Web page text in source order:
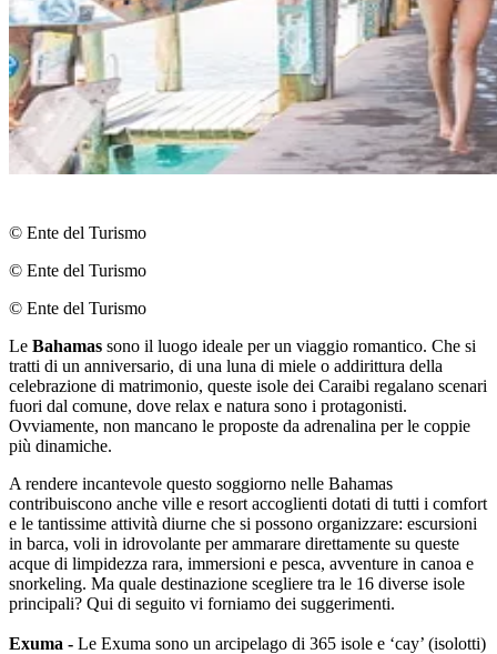
© Ente del Turismo
© Ente del Turismo
© Ente del Turismo
Le Bahamas sono il luogo ideale per un viaggio romantico. Che si
tratti di un anniversario, di una luna di miele o addirittura della
celebrazione di matrimonio, queste isole dei Caraibi regalano scenari
fuori dal comune, dove relax e natura sono i protagonisti.
Ovviamente, non mancano le proposte da adrenalina per le coppie
più dinamiche.
A rendere incantevole questo soggiorno nelle Bahamas
contribuiscono anche ville e resort accoglienti dotati di tutti i comfort
e le tantissime attività diurne che si possono organizzare: escursioni
in barca, voli in idrovolante per ammarare direttamente su queste
acque di limpidezza rara, immersioni e pesca, avventure in canoa e
snorkeling. Ma quale destinazione scegliere tra le 16 diverse isole
principali? Qui di seguito vi forniamo dei suggerimenti.
Exuma - Le Exuma sono un arcipelago di 365 isole e ‘cay’ (isolotti)